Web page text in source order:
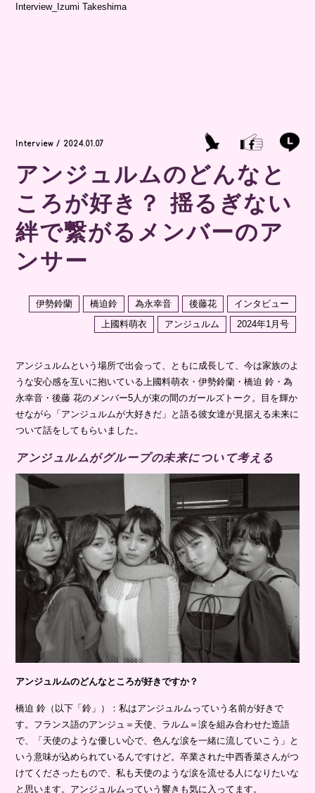
Interview_Izumi Takeshima
Interview / 2024.01.07
アンジュルムのどんなと
ころが好き？ 揺るぎない
絆で繋がるメンバーのア
ンサー
伊勢鈴蘭 橋迫鈴 為永幸音 後藤花
インタビュー
上國料萌衣
アンジュルム 2024年1月号
アンジュルムという場所で出会って、ともに成長して、今は家族のよ
うな安心感を互いに抱いている上國料萌衣・伊勢鈴蘭・橋迫 鈴・為
永幸音・後藤 花のメンバー5人が束の間のガールズトーク。目を輝か
せながら「アンジュルムが大好きだ」と語る彼女達が見据える未来に
ついて話をしてもらいました。
アンジュルムがグループの未来について考える
アンジュルムのどんなところが好きですか？
橋迫 鈴（以下「鈴」）：私はアンジュルムっていう名前が好きで
す。フランス語のアンジュ＝天使、ラルム＝涙を組み合わせた造語
で、「天使のような優しい心で、色んな涙を一緒に流していこう」と
いう意味が込められているんですけど。卒業された中西香菜さんがつ
けてくださったもので、私も天使のような涙を流せる人になりたいな
と思います。アンジュルムっていう響きも気に入ってます。